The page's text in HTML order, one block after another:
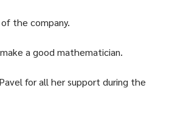
the company.
a good mathematician.
Pavel for all her support during the